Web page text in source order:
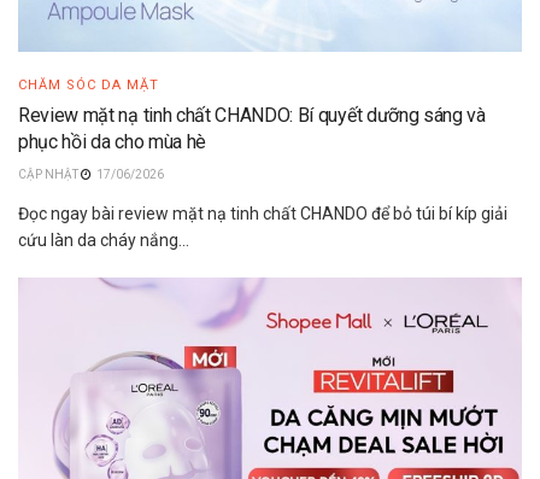
CHĂM SÓC DA MẶT
Review mặt nạ tinh chất CHANDO: Bí quyết dưỡng sáng và
phục hồi da cho mùa hè
17/06/2026
Đọc ngay bài review mặt nạ tinh chất CHANDO để bỏ túi bí kíp giải
cứu làn da cháy nắng...